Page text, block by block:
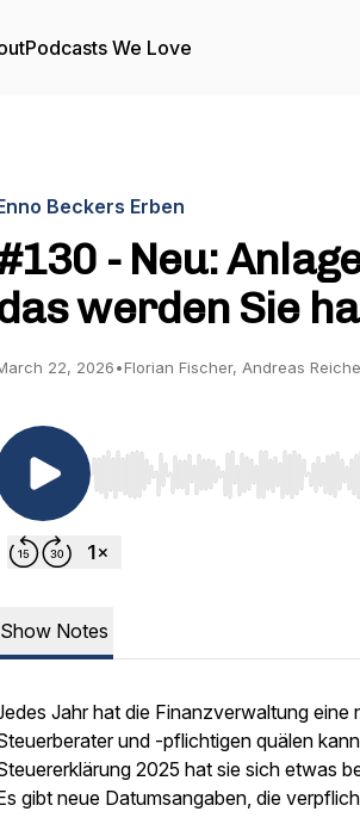
Podcasts We Love
Beckers Erben
- Neu:
werden Sie
22, 2026•Florian Fischer, Andreas
Use Left/Right to seek, Home/
Show Notes
Jahr hat die Finanzverwaltung eine
und -pflichtigen quälen
2025 hat sie sich etwas
gibt neue Datumsangaben, die